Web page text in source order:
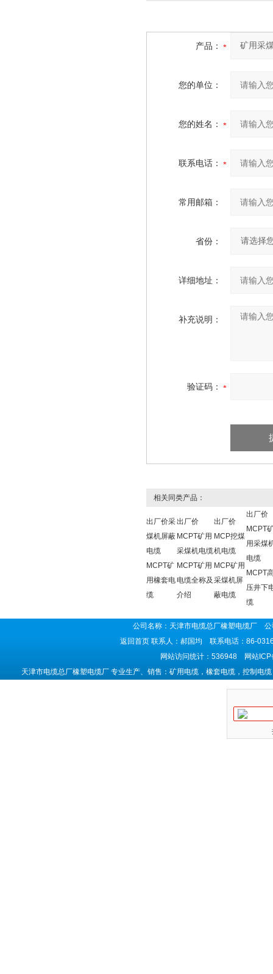
产品：
您的单位：
您的姓名：
联系电话：
常用邮箱：
省份：
详细地址：
补充说明：
验证码：
相关同类产品：
出厂价采
煤机屏蔽
电缆
MCPT矿
用橡套电
缆
出厂价
MCPT矿用
采煤机电缆
MCPT矿用
电缆全称及
介绍
出厂价
MCP挖煤
机电缆
MCP矿用
采煤机屏
蔽电缆
出厂价
MCPT
用采煤
电缆
MCPT
压井下
缆
公司名称：天津市电缆总厂橡塑电缆厂
返回首页联系人：郝国均 联系电话：86-
网站访问统计：536948 网站ICP
天津市电缆总厂橡塑电缆厂 专业生产、销售：矿用电缆，橡套电缆，控制电